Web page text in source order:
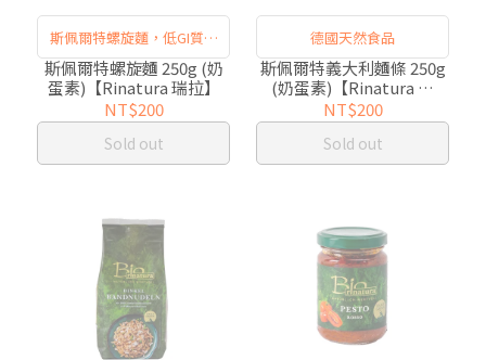
斯佩爾特螺旋麵，低GI質食
物，富含高纖與礦物質
斯佩爾特螺旋麵 250g (奶
蛋素)【Rinatura 瑞拉】
NT$200
Sold out
德國天然食品
斯佩爾特義大利麵條 250g
(奶蛋素)【Rinatura 瑞
拉】
NT$200
Sold out